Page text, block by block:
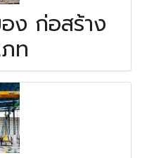
ง ก่อสร้าง
ท